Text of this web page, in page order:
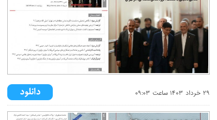
۲۹ خرداد ۱۴۰۳ ساعت ۰۹:۰۳